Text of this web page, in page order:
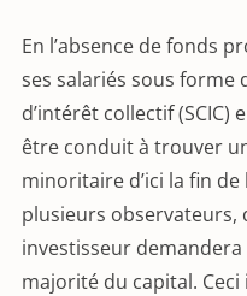
En l’absence de fonds
ses salariés sous forme
d’intérêt collectif (SCIC)
être conduit à trouver
minoritaire d’ici la fin de
plusieurs observateurs,
investisseur
majorité du capital.